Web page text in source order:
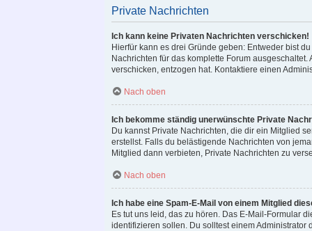
Private Nachrichten
Ich kann keine Privaten Nachrichten verschicken!
Hierfür kann es drei Gründe geben: Entweder bist
Nachrichten für das komplette Forum
verschicken, entzogen hat. Kontaktiere einen
Nach oben
Ich bekomme ständig unerwünschte Private
Du kannst Private Nachrichten, die dir ein Mitglied
erstellst. Falls du belästigende Nachrichten von
Mitglied dann verbieten, Private Nachrichten zu
Nach oben
Ich habe eine Spam-E-Mail von einem Mitglied
Es tut uns leid, das zu hören. Das E-Mail-Formular
identifizieren sollen. Du solltest einem